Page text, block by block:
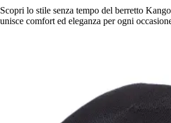
Scopri lo stile senza tempo del berretto
unisce comfort ed eleganza per ogni